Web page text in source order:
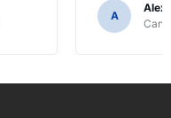
A
Alex